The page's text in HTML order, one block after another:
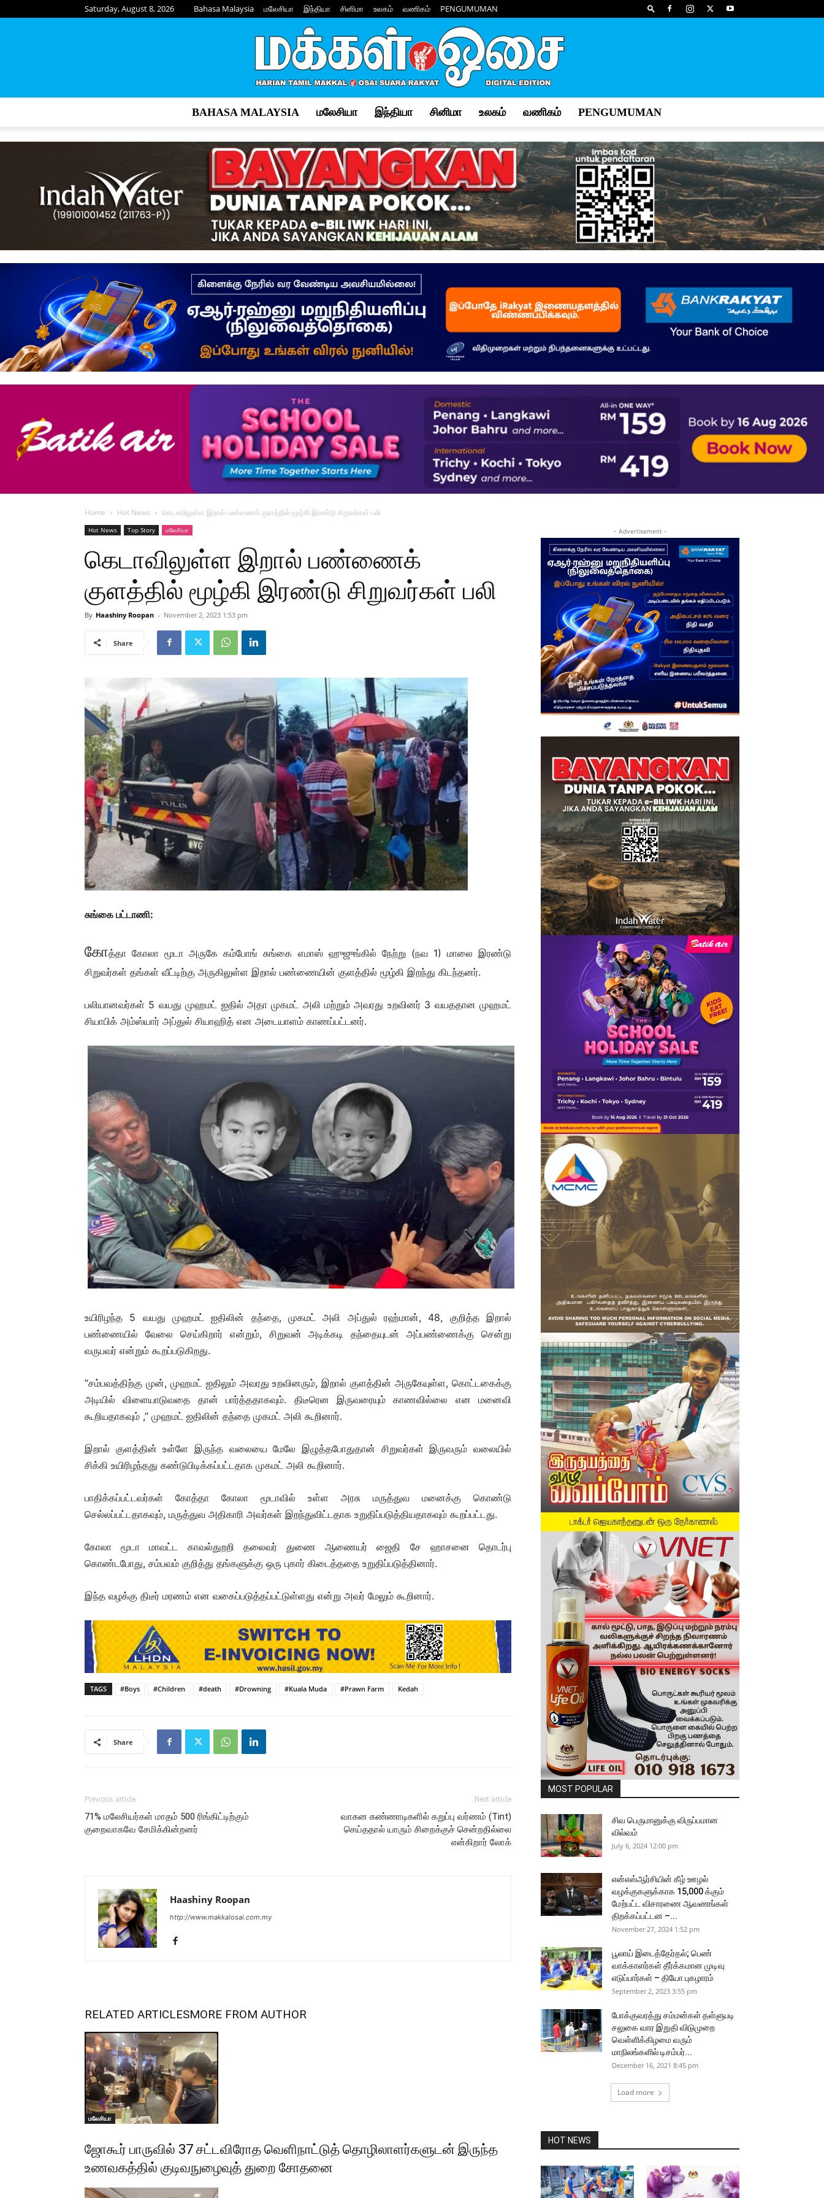
Saturday, August 8, 2026 Bahasa Malaysia மலேசியா இந்தியா சினிமா உலகம் வணிகம் PENGUMUMAN
Osai
–
மக்கள்
BAHASA MALAYSIA மலேசியா இந்தியா சினிமா உலகம் வணிகம் PENGUMUMAN
Home Hot News கெடாவிலுள்ள இறால் பண்ணைக் குளத்தில் மூழ்கி இரண்டு சிறுவர்கள் பலி
Hot News Top Story மலேசியா
கெடாவிலுள்ள இறால் பண்ணைக்
குளத்தில் மூழ்கி இரண்டு சிறுவர்கள் பலி
By Haashiny Roopan - November 2, 2023 1:53 pm
Share
சுங்கை பட்டாணி:
கோத்தா கோலா மூடா அருகே கம்போங் சுங்கை எமாஸ் ஹுஜுங்கில் நேற்று (நவ 1) மாலை இரண்டு
சிறுவர்கள் தங்கள் வீட்டிற்கு அருகிலுள்ள இறால் பண்ணையின் குளத்தில் மூழ்கி இறந்து கிடந்தனர்.
பலியானவர்கள் 5 வயது முஹமட் ஐதில் அதா முகமட் அலி மற்றும் அவரது உறவினர் 3 வயததான முஹமட்
சியாபிக் அம்ஸ்யார் அப்துல் சியாஹித் என அடையாளம் காணப்பட்டனர்.
உயிரிழந்த 5 வயது முஹமட் ஐதிலின் தந்தை, முகமட் அலி அப்துல் ரஹ்மான், 48, குறித்த இறால்
பண்ணையில் வேலை செய்கிறார் என்றும், சிறுவன் அடிக்கடி தந்தையுடன் அப்பண்ணைக்கு சென்று
வருபவர் என்றும் கூறப்படுகிறது.
“சம்பவத்திற்கு முன், முஹமட் ஐதிலும் அவரது உறவினரும், இறால் குளத்தின் அருகேயுள்ள, கொட்டகைக்கு
அடியில் விளையாடுவதை தான் பார்த்ததாகவும். திடீரென இருவரையும் காணவில்லை என மனைவி
கூறியதாகவும் ,” முஹமட் ஐதிலின் தந்தை முகமட் அலி கூறினார்.
இறால் குளத்தின் உள்ளே இருந்த வலையை மேலே இழுத்தபோதுதான் சிறுவர்கள் இருவரும் வலையில்
சிக்கி உயிரிழந்தது கண்டுபிடிக்கப்பட்டதாக முகமட் அலி கூறினார்.
பாதிக்கப்பட்டவர்கள் கோத்தா கோலா மூடாவில் உள்ள அரசு மருத்துவ மனைக்கு கொண்டு
செல்லப்பட்டதாகவும், மருத்துவ அதிகாரி அவர்கள் இறந்துவிட்டதாக உறுதிப்படுத்தியதாகவும் கூறப்பட்டது.
கோலா மூடா மாவட்ட காவல்துறறி தலைவர் துணை ஆணையர் ஜைதி சே ஹாசனை தொடர்பு
கொண்டபோது, சம்பவம் குறித்து தங்களுக்கு ஒரு புகார் கிடைத்ததை உறுதிப்படுத்தினார்.
இந்த வழக்கு திடீர் மரணம் என வகைப்படுத்தப்பட்டுள்ளது என்று அவர் மேலும் கூறினார்.
TAGS #Boys #Children #death #Drowning #Kuala Muda #Prawn Farm Kedah
Share
Previous article
71% மலேசியர்கள் மாதம் 500 ரிங்கிட்டிற்கும்
குறைவாகவே சேமிக்கின்றனர்
Next article
வாகன கண்ணாடிகளில் கறுப்பு வர்ணம் (Tint)
செய்ததால் யாரும் சிறைக்குச் சென்றதில்லை
என்கிறார் லோக்
Haashiny Roopan
http://www.makkalosai.com.my
RELATED ARTICLESMORE FROM AUTHOR
மலேசியா
ஜோகூர் பாருவில் 37 சட்டவிரோத வெளிநாட்டுத் தொழிலாளர்களுடன் இருந்த
உணவகத்தில் குடிவநுழைவுத் துறை சோதனை
- Advertisement -
MOST POPULAR
சிவ பெருமானுக்கு விருப்பமான
வில்வம்
July 6, 2024 12:00 pm
என்எஸ்ஆர்சியின் கீழ் ஊழல்
வழக்குகளுக்காக 15,000 க்கும்
மேற்பட்ட விசாரணை ஆவணங்கள்
திறக்கப்பட்டன –...
November 27, 2024 1:52 pm
பூலாய் இடைத்தேர்தல்; பெண்
வாக்காளர்கள் தீர்க்கமான முடிவு
எடுப்பார்கள் – தியோ புகழாரம்
September 2, 2023 3:55 pm
போக்குவரத்து சம்மன்கள் தள்ளுபடி
சலுகை வார இறுதி விடுமுறை
வெள்ளிக்கிழமை வரும்
மாநிலங்களில் டிசம்பர்...
December 16, 2021 8:45 pm
Load more
HOT NEWS